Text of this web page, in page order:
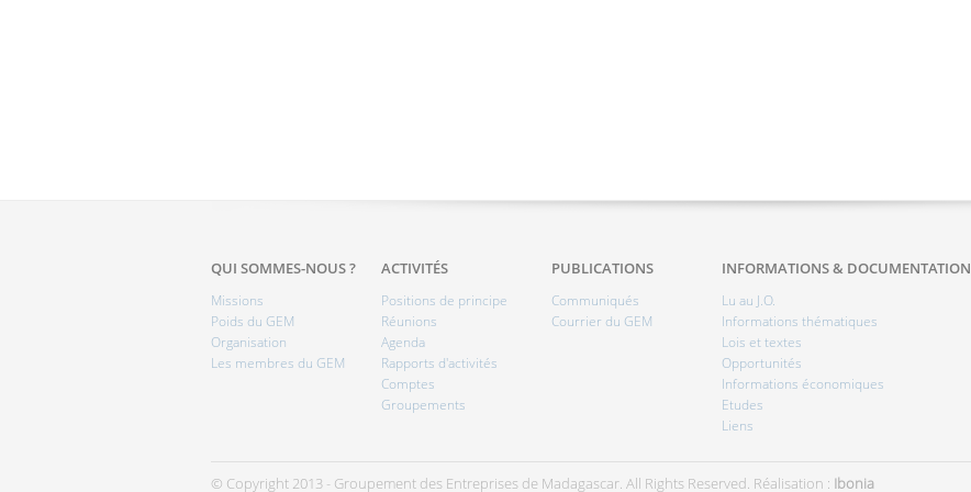
QUI SOMMES-NOUS ?
Missions
Poids du GEM
Organisation
Les membres du GEM
ACTIVITÉS
Positions de principe
Réunions
Agenda
Rapports d'activités
Comptes
Groupements
PUBLICATIONS
Communiqués
Courrier du GEM
INFORMATIONS & DOCUMENTATION
Lu au J.O.
Informations thématiques
Lois et textes
Opportunités
Informations économiques
Etudes
Liens
© Copyright 2013 - Groupement des Entreprises de Madagascar. All Rights Reserved. Réalisation : Ibonia